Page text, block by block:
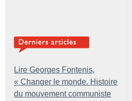
Lire Georges Fontenis,
« Changer le monde. Histoire
du mouvement communiste